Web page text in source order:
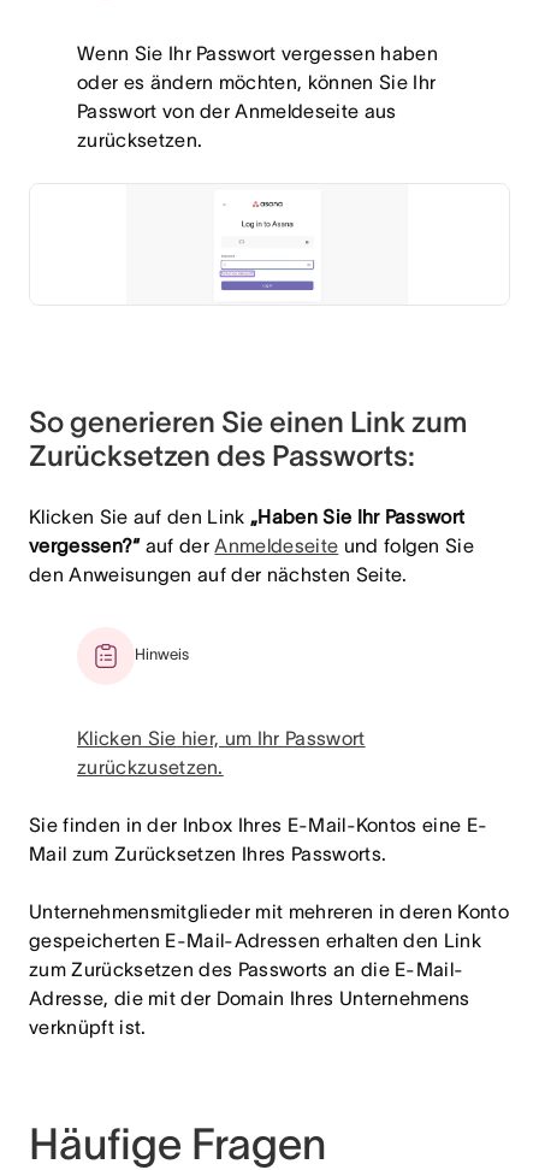
Wenn Sie Ihr Passwort vergessen haben
oder es ändern möchten, können Sie Ihr
Passwort von der Anmeldeseite aus
zurücksetzen.
So generieren Sie einen Link zum
Zurücksetzen des Passworts:
Klicken Sie auf den Link „Haben Sie Ihr Passwort
vergessen?“auf derAnmeldeseite und folgen Sie
den Anweisungen auf der nächsten Seite.
Hinweis
Klicken Sie hier, um Ihr Passwort
zurückzusetzen.
Sie finden in der Inbox Ihres E-Mail-Kontos eine E-
Mail zum Zurücksetzen Ihres Passworts.
Unternehmensmitglieder mit mehreren in deren Konto
gespeicherten E-Mail-Adressen erhalten den Link
zum Zurücksetzen des Passworts an die E-Mail-
Adresse, die mit der Domain Ihres Unternehmens
verknüpft ist.
Häufige Fragen